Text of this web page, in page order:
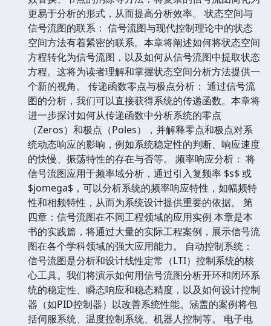
更易于分析的形式，从而提高分析效率。 状态空间与
信号流图的联系： 信号流图与现代控制理论中的状态
空间方法有着紧密的联系。本章将阐述如何将状态空间
方程转化为信号流图，以及如何从信号流图中提取状态
方程。这将为读者理解和掌握状态空间分析方法提供一
个新的视角。 传递函数零点与极点分析： 通过信号流
图的分析，我们可以直接获得系统的传递函数。本章将
进一步探讨如何从传递函数中分析系统的零点
（Zeros）和极点（Poles），并解释零点和极点对系
统动态响应的影响，例如系统稳定性的判断、响应速度
的快慢、振荡特性的存在与否等。 频率响应分析： 将
信号流图应用于频率域分析，通过引入复频率 $s$ 或
$jomega$，可以分析系统的频率响应特性，如幅频特
性和相频特性，从而为系统设计提供重要的依据。 第
四章：信号流图在不同工程领域的应用实例 本章是本
书的实践篇，将通过大量的实际工程案例，展示信号流
图在各个学科领域的强大应用能力。 自动控制系统：
信号流图是分析和设计线性定常（LTI）控制系统的核
心工具。我们将演示如何用信号流图分析开环和闭环系
统的稳定性、瞬态响应和稳态精度，以及如何设计控制
器（如PID控制器）以改善系统性能。涵盖的案例将包
括伺服系统、温度控制系统、机器人控制等。 电子电